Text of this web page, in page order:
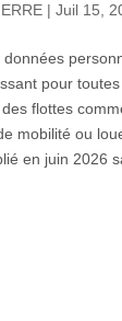
| Juil 15,
pour
flottes
mobilité ou
en juin 2026